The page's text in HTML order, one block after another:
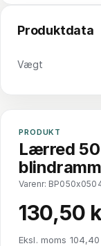
Produktdata
Vægt
PRODUKT
Lærred 50
Varenr:
130,50
Eksl. moms 104,40